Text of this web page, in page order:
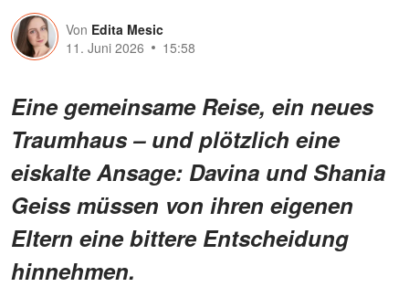
Von Edita Mesic
11. Juni 2026
15:58
Eine gemeinsame Reise, ein neues
Traumhaus – und plötzlich eine
eiskalte Ansage: Davina und Shania
Geiss müssen von ihren eigenen
Eltern eine bittere Entscheidung
hinnehmen.